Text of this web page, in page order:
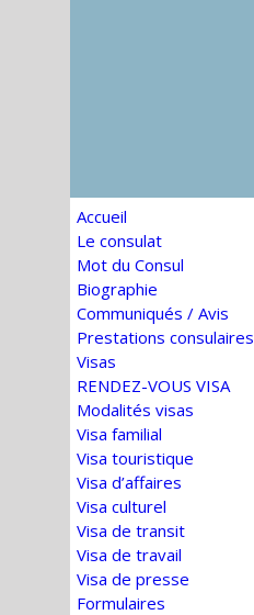
Accueil
Le consulat
Mot du Consul
Biographie
Communiqués / Avis
Prestations consulaires
Visas
RENDEZ-VOUS VISA
Modalités visas
Visa familial
Visa touristique
Visa d’affaires
Visa culturel
Visa de transit
Visa de travail
Visa de presse
Formulaires